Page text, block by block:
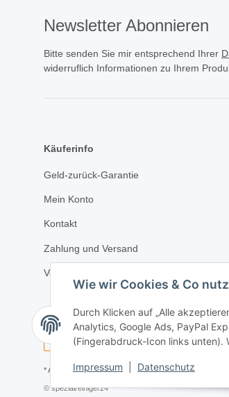
Wie wir Cookies & Co
Durch Klicken auf „Alle
Analytics, Google Ads, PayPal
(Fingerabdruck-Icon links unten).
Impressum Datenschutz
Newsletter Abonnieren
Bitte senden Sie mir entsprechend Ihrer
widerruflich Informationen zu Ihrem
Käuferinfo
Geld-zurück-Garantie
Mein Konto
Kontakt
Zahlung und Versand
Versandkostenrechner
* Alle Preise inkl. gesetzlicher USt., zzgl.Versand
© spezialreiniger24